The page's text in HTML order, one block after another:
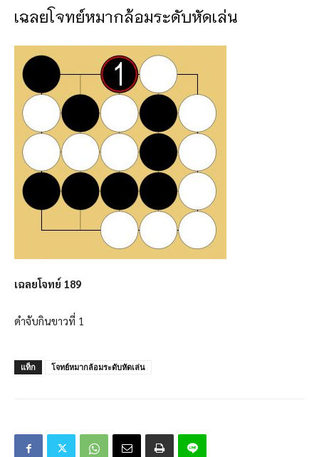
เฉลยโจทย์หมากล้อมระดับหัดเล่น
เฉลยโจทย์ 189
ดำจับกินขาวที่ 1
แท็ก โจทย์หมากล้อมระดับหัดเล่น